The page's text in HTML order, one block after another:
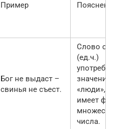
Пример
Бог не выдаст –
свинья не съест.
Слово
(ед.ч.)
значение
«люди»,
имеет
числа.